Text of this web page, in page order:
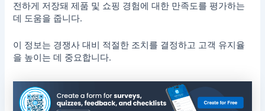
전하게 저장돼 제품 및 쇼핑 경험에 대한 만족도를 평가하는
데 도움을 줍니다.
이 정보는 경쟁사 대비 적절한 조치를 결정하고 고객 유지율
을 높이는 데 중요합니다.